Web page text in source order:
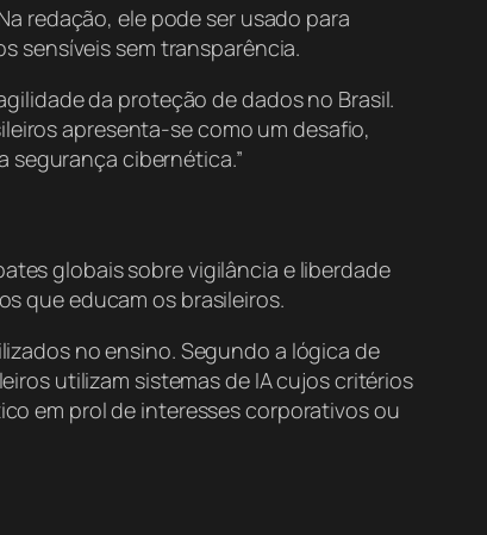
redação, ele pode ser usado para
sensíveis sem transparência.
da proteção de dados no Brasil.
apresenta-se como um desafio,
segurança cibernética.”
globais sobre vigilância e liberdade
que educam os brasileiros.
no ensino. Segundo a lógica de
utilizam sistemas de IA cujos critérios
em prol de interesses corporativos ou